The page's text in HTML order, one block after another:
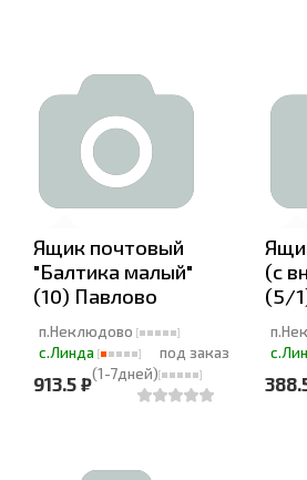
Ящик почтовый
"Балтика малый"
(10) Павлово
п.Неклюдово
с.Линда
под заказ
(1-7дней)
913.5 ₽
(с
(5/